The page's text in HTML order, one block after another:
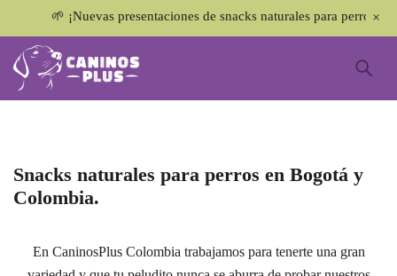
🌱 ¡Nuevas presentaciones de snacks naturales para perros! ¡No
Snacks naturales para perros en Bogotá y
Colombia.
En CaninosPlus Colombia trabajamos para tenerte una gran